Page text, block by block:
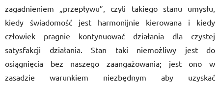
zagadnieniem „przepływu”, czyli takiego stanu umysłu,
kiedy świadomość jest harmonijnie kierowana i kiedy
człowiek pragnie kontynuować działania dla czystej
satysfakcji działania. Stan taki niemożliwy jest do
osiągnięcia bez naszego zaangażowania; jest ono w
zasadzie warunkiem niezbędnym aby uzyskać